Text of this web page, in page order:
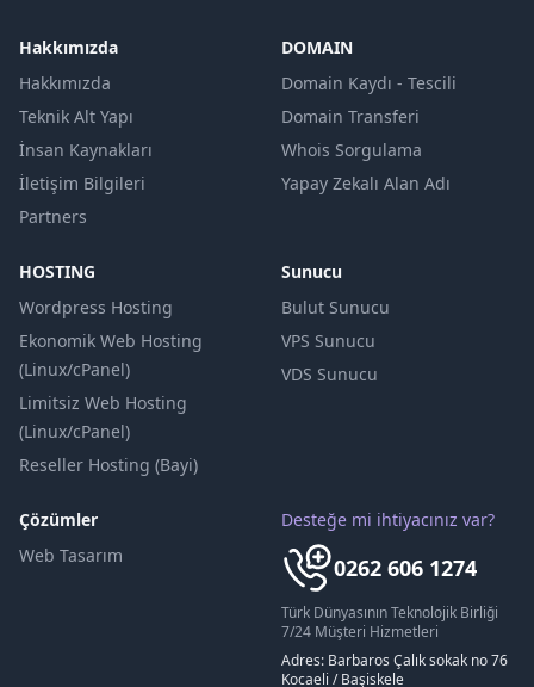
Hakkımızda
Hakkımızda
Teknik Alt Yapı
İnsan Kaynakları
İletişim Bilgileri
Partners
DOMAIN
Domain Kaydı - Tescili
Domain Transferi
Whois Sorgulama
Yapay Zekalı Alan Adı
HOSTING
Wordpress Hosting
Ekonomik Web Hosting
(Linux/cPanel)
Limitsiz Web Hosting
(Linux/cPanel)
Reseller Hosting (Bayi)
Sunucu
Bulut Sunucu
VPS Sunucu
VDS Sunucu
Çözümler
Web Tasarım
Desteğe mi ihtiyacınız var?
0262 606 1274
Türk Dünyasının Teknolojik Birliği
7/24 Müşteri Hizmetleri
Adres: Barbaros Çalık sokak no 76
Kocaeli / Başiskele